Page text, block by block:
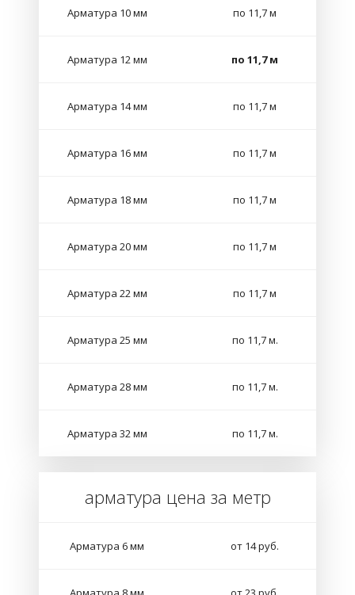
Арматура 10 мм по 11,7 м
Арматура 12 мм по 11,7 м
Арматура 14 мм по 11,7 м
Арматура 16 мм по 11,7 м
Арматура 18 мм по 11,7 м
Арматура 20 мм по 11,7 м
Арматура 22 мм по 11,7 м
Арматура 25 мм по 11,7 м.
Арматура 28 мм по 11,7 м.
Арматура 32 мм по 11,7 м.
арматура цена за метр
Арматура 6 мм от 14 руб.